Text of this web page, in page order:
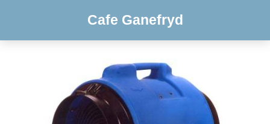
Cafe Ganefryd